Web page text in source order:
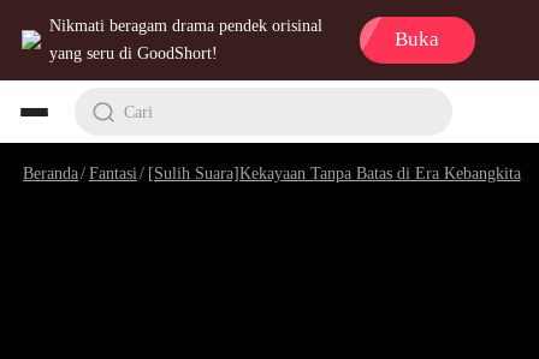
Nikmati beragam drama pendek orisinal
yang seru di GoodShort!
Buka
Cari
Beranda/Fantasi / [Sulih Suara]Kekayaan Tanpa Batas di Era Kebangkitan Hantu